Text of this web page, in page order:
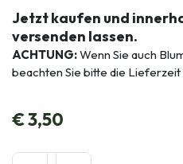
Jetzt kaufen und
versenden lassen.
ACHTUNG:Wenn Sie auch
beachten Sie bitte die
€3,50